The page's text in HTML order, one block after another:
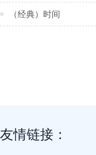
（经典）时间
友情链接：